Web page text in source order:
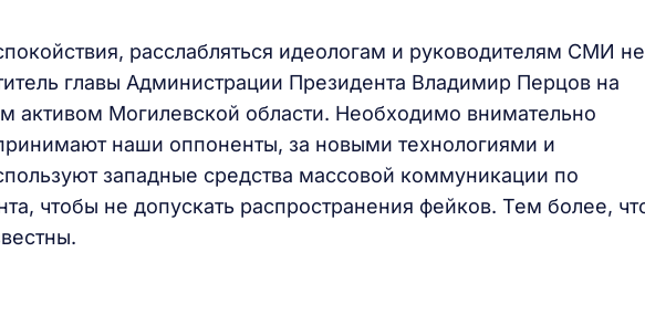
расслабляться идеологам и руководителям СМИ не
главы Администрации Президента Владимир Перцов на
активом Могилевской области. Необходимо внимательно
наши оппоненты, за новыми технологиями и
западные средства массовой коммуникации по
чтобы не допускать распространения фейков. Тем более,